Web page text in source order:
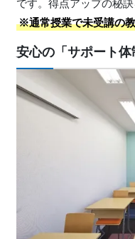
です。得点アップの秘訣
※通常授業で未受講の
安心の「サポート体